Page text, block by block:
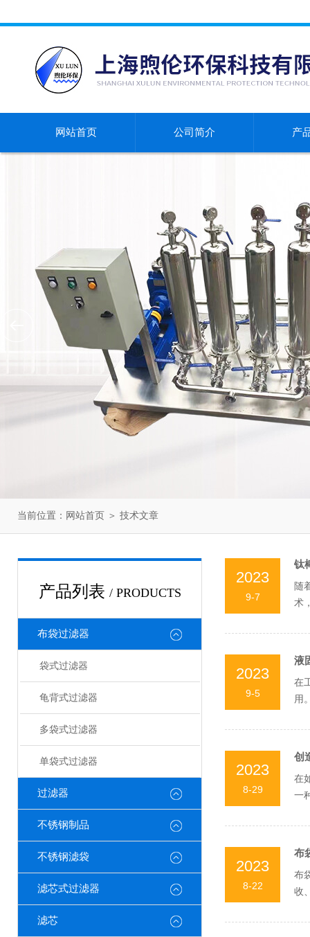
网站首页 公司简介 产
当前位置： 网站首页 ＞ 技术文章
产品列表 / PRODUCTS
布袋过滤器
袋式过滤器
龟背式过滤器
多袋式过滤器
单袋式过滤器
过滤器
不锈钢制品
不锈钢滤袋
滤芯式过滤器
滤芯
2023
9-7
钛
随
术
2023
9-5
液
在
用
2023
8-29
创
在
一
2023
8-22
布
布
收